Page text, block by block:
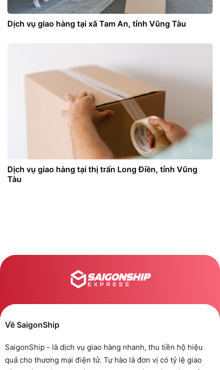
Dịch vụ giao hàng tại xã Tam An, tỉnh Vũng Tàu
Dịch vụ giao hàng tại thị trấn Long Điền, tỉnh Vũng
Tàu
Về SaigonShip
SaigonShip - là dịch vụ giao hàng nhanh, thu tiền hộ hiệu
quả cho thương mại điện tử. Tự hào là đơn vị có tỷ lệ giao